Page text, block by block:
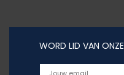
WORD LID VAN